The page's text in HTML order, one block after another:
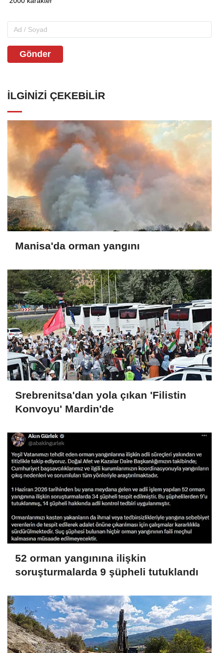
Gönder
İLGINIZI ÇEKEBILIR
Manisa'da orman yangını
Srebrenitsa'dan yola çıkan 'Filistin
Konvoyu' Mardin'de
52 orman yangınına ilişkin
soruşturmalarda 9 şüpheli tutuklandı